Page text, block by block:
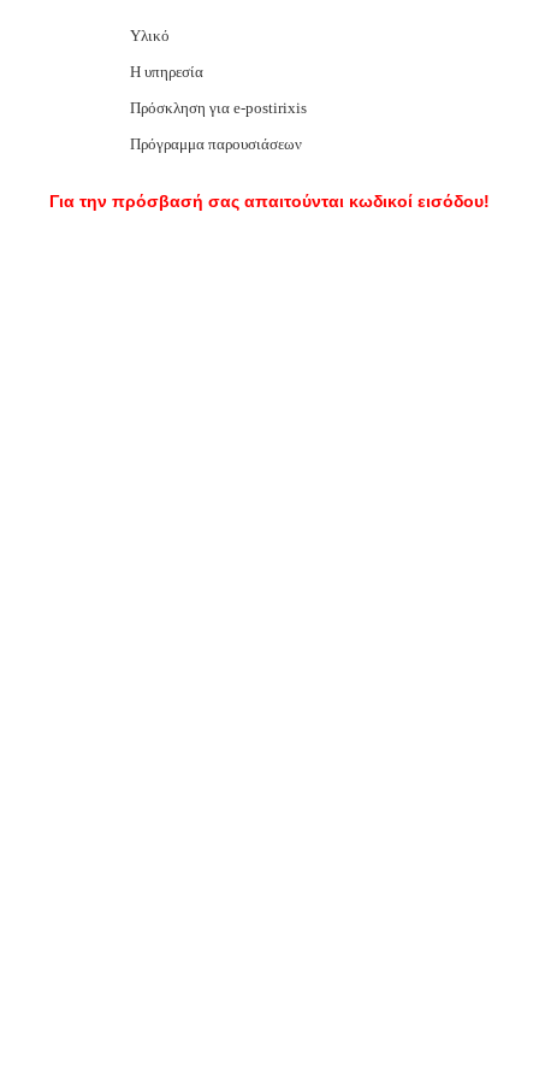
Υλικό
Η υπηρεσία
Πρόσκληση για e-postirixis
Πρόγραμμα παρουσιάσεων
Για την πρόσβασή σας απαιτούνται κωδικοί εισόδου!